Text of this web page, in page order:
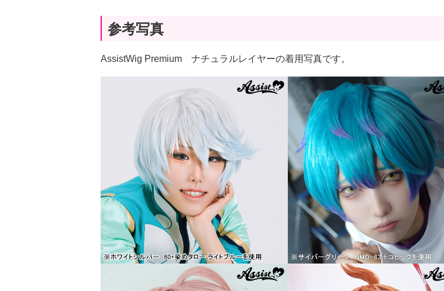
参考写真
AssistWig Premium ナチュラルレイヤーの着用写真です。